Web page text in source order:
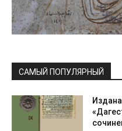
САМЫЙ ПОПУЛЯРНЫЙ